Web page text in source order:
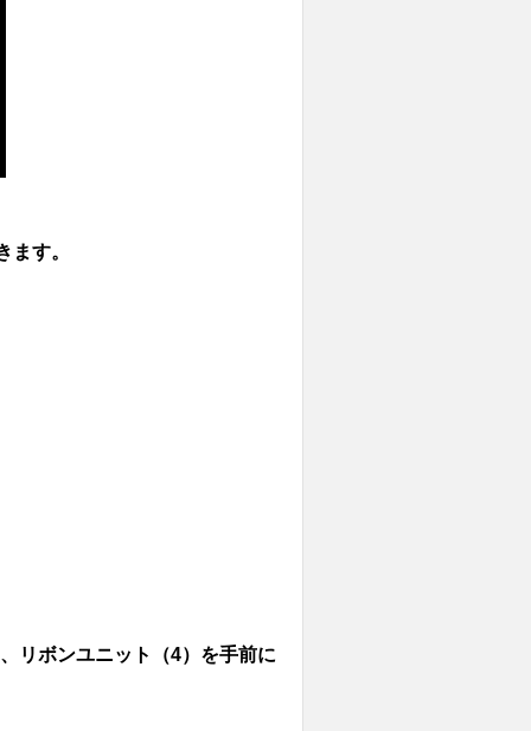
す。
リボンユニット（4）を手前に